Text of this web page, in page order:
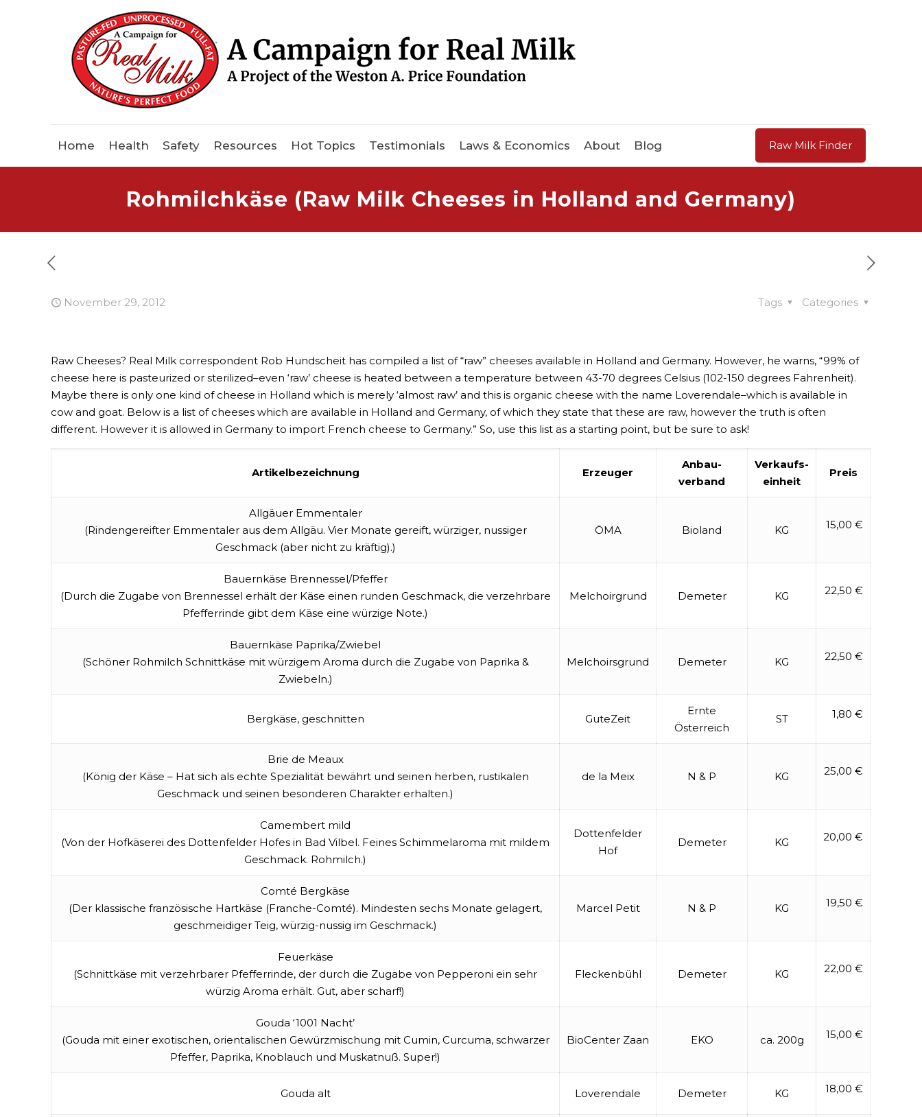
Home Health Safety Resources Hot Topics Testimonials Laws & Economics About Blog Raw Milk Finder
Rohmilchkäse (Raw Milk Cheeses in Holland and Germany)
November 29, 2012 Categories
Tags
Raw Cheeses? Real Milk correspondent Rob Hundscheit has compiled a list of “raw” cheeses available in Holland and Germany. However, he warns, “99% of
cheese here is pasteurized or sterilized–even ‘raw’ cheese is heated between a temperature between 43-70 degrees Celsius (102-150 degrees Fahrenheit).
Maybe there is only one kind of cheese in Holland which is merely ‘almost raw’ and this is organic cheese with the name Loverendale–which is available in
cow and goat. Below is a list of cheeses which are available in Holland and Germany, of which they state that these are raw, however the truth is often
different. However it is allowed in Germany to import French cheese to Germany.” So, use this list as a starting point, but be sure to ask!
Artikelbezeichnung Erzeuger
Anbau-
verband
Verkaufs-
einheit
Preis
Allgäuer Emmentaler
(Rindengereifter Emmentaler aus dem Allgäu. Vier Monate gereift, würziger, nussiger
Geschmack (aber nicht zu kräftig).)
ÖMA Bioland KG 15,00 €
Bauernkäse Brennessel/Pfeffer
(Durch die Zugabe von Brennessel erhält der Käse einen runden Geschmack, die verzehrbare
Pfefferrinde gibt dem Käse eine würzige Note.)
Melchoirgrund Demeter KG 22,50 €
Bauernkäse Paprika/Zwiebel
(Schöner Rohmilch Schnittkäse mit würzigem Aroma durch die Zugabe von Paprika &
Zwiebeln.)
Melchoirsgrund Demeter KG 22,50 €
Bergkäse, geschnitten GuteZeit
Ernte
Österreich
ST 1,80 €
Brie de Meaux
(König der Käse – Hat sich als echte Spezialität bewährt und seinen herben, rustikalen
Geschmack und seinen besonderen Charakter erhalten.)
de la Meix N & P KG 25,00 €
Camembert mild
(Von der Hofkäserei des Dottenfelder Hofes in Bad Vilbel. Feines Schimmelaroma mit mildem
Geschmack. Rohmilch.)
Dottenfelder
Hof
Demeter KG 20,00 €
Comté Bergkäse
(Der klassische französische Hartkäse (Franche-Comté). Mindesten sechs Monate gelagert,
geschmeidiger Teig, würzig-nussig im Geschmack.)
Marcel Petit N & P KG 19,50 €
Feuerkäse
(Schnittkäse mit verzehrbarer Pfefferrinde, der durch die Zugabe von Pepperoni ein sehr
würzig Aroma erhält. Gut, aber scharf!)
Fleckenbühl Demeter KG 22,00 €
Gouda ‘1001 Nacht’
(Gouda mit einer exotischen, orientalischen Gewürzmischung mit Cumin, Curcuma, schwarzer
Pfeffer, Paprika, Knoblauch und Muskatnuß. Super!)
BioCenter Zaan EKO ca. 200g 15,00 €
Gouda alt Loverendale Demeter KG 18,00 €